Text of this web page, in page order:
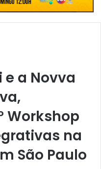
e a Novva
Workshop
na
São Paulo